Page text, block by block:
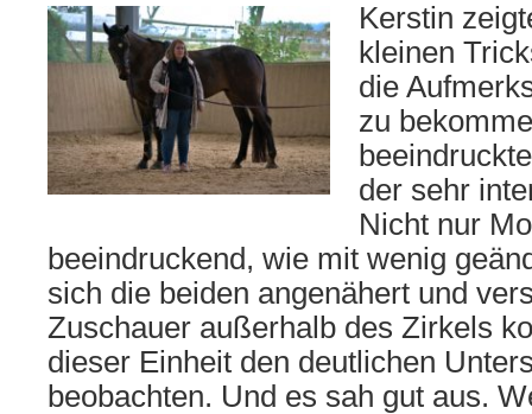
Kerstin
kleinen
die
zu
der sehr
Nicht nur
beeindruckend, wie mit wenig
sich die beiden angenähert und
Zuschauer außerhalb des Zirkels
dieser Einheit den deutlichen
beobachten. Und es sah gut aus.